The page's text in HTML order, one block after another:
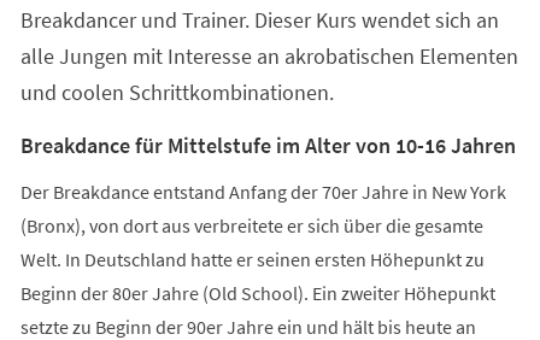
Breakdancer und Trainer. Dieser Kurs wendet sich an
alle Jungen mit Interesse an akrobatischen Elementen
und coolen Schrittkombinationen.
Breakdance für Mittelstufe im Alter von 10-16 Jahren
Der Breakdance entstand Anfang der 70er Jahre in New York
(Bronx), von dort aus verbreitete er sich über die gesamte
Welt. In Deutschland hatte er seinen ersten Höhepunkt zu
Beginn der 80er Jahre (Old School). Ein zweiter Höhepunkt
setzte zu Beginn der 90er Jahre ein und hält bis heute an